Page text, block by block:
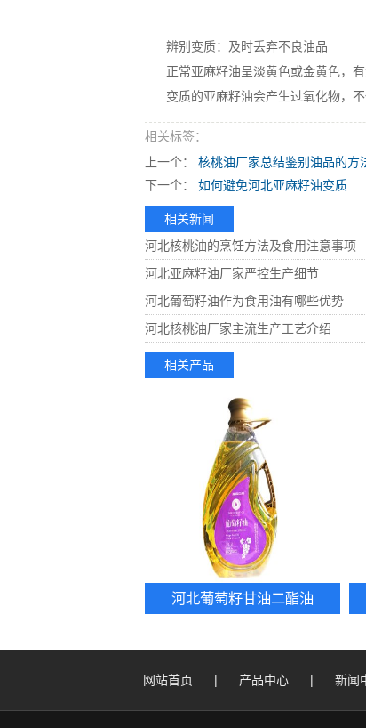
辨别变质：及时丢弃不良油品
正常亚麻籽油呈淡黄色或金黄色，有
变质的亚麻籽油会产生过氧化物，不
相关标签：
上一个：
核桃油厂家总结鉴别油品的方
下一个：
如何避免河北亚麻籽油变质
相关新闻
河北核桃油的烹饪方法及食用注意事项
河北亚麻籽油厂家严控生产细节
河北葡萄籽油作为食用油有哪些优势
河北核桃油厂家主流生产工艺介绍
相关产品
河北葡萄籽甘油二酯油
网站首页 | 产品中心 | 新闻